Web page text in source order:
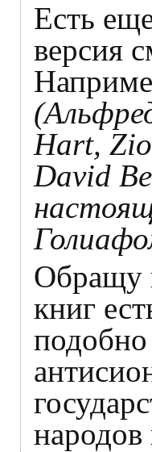
Есть
версия
Hart,
David
Обращу
книг
народов